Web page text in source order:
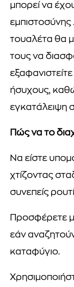
μπορεί να
τουαλέτα θα
τους να
ήσυχους,
εγκατάλειψη
Πώς να το
Να είστε
χτίζοντας
συνεπείς
Προσφέρετε
εάν
καταφύγιο.